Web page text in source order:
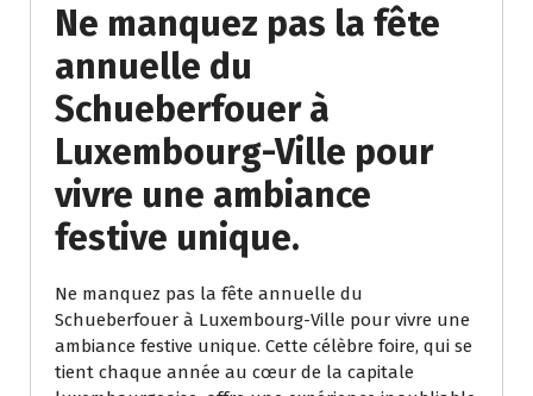
Ne manquez pas la fête
annuelle du
Schueberfouer à
Luxembourg-Ville pour
vivre une ambiance
festive unique.
Ne manquez pas la fête annuelle du
Schueberfouer à Luxembourg-Ville pour vivre une
ambiance festive unique. Cette célèbre foire, qui se
tient chaque année au cœur de la capitale